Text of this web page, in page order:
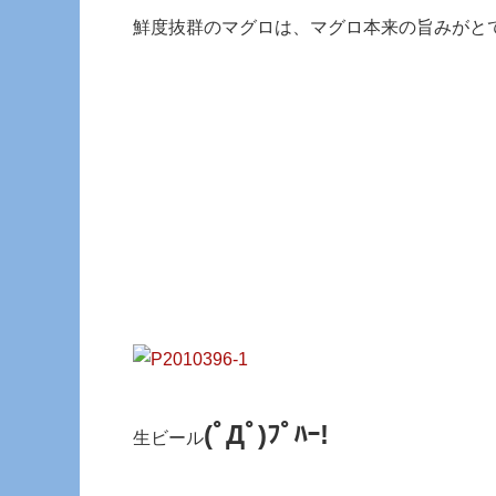
鮮度抜群のマグロは、マグロ本来の旨みがと
生ビール(ﾟДﾟ)ﾌﾟﾊｰ!